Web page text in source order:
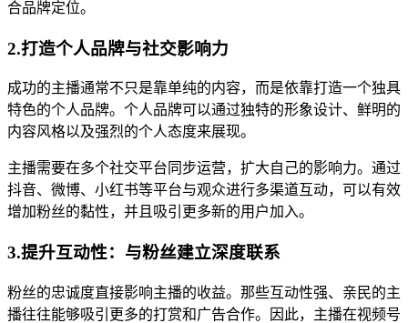
合品牌定位。
2.打造个人品牌与社交影响力
成功的主播通常不只是靠单纯的内容，而是依靠打造一个独具
特色的个人品牌。个人品牌可以通过独特的形象设计、鲜明的
内容风格以及强烈的个人态度来展现。
主播需要在多个社交平台同步运营，扩大自己的影响力。通过
抖音、微博、小红书等平台与观众进行多渠道互动，可以有效
增加粉丝的黏性，并且吸引更多新的用户加入。
3.提升互动性：与粉丝建立深度联系
粉丝的忠诚度直接影响主播的收益。那些互动性强、亲民的主
播往往能够吸引更多的打赏和广告合作。因此，主播在视频号